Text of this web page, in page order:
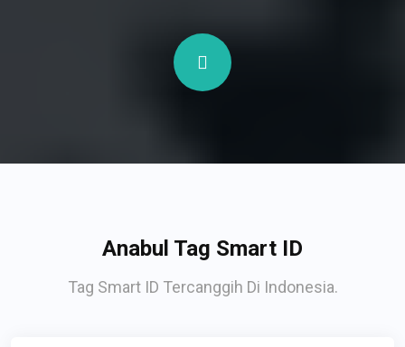
Anabul Tag Smart ID
Tag Smart ID Tercanggih Di Indonesia.